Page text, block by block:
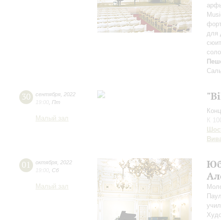
для
30 сентября 2022
19:00 Пт
Малый зал
К
01 октября 2022
19:00 Сб
Малый зал